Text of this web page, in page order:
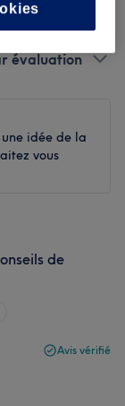
évaluation
idée de la
vous
de
Avis vérifié